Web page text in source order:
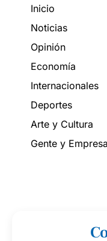
Inicio
Noticias
Opinión
Economía
Internacionales
Deportes
Arte y Cultura
Gente y Empresa